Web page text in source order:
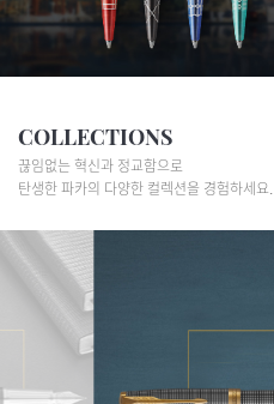
COLLECTIONS
끊임없는 혁신과 정교함으로
탄생한 파카의 다양한 컬렉션을 경험하세요.